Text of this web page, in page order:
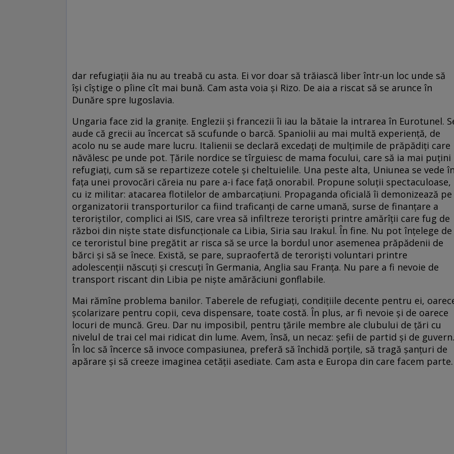
dar refugiaţii ăia nu au treabă cu asta. Ei vor doar să trăiască liber într-un loc unde să
îşi cîştige o pîine cît mai bună. Cam asta voia şi Rizo. De aia a riscat să se arunce în
Dunăre spre Iugoslavia.
Ungaria face zid la graniţe. Englezii şi francezii îi iau la bătaie la intrarea în Eurotunel.
aude că grecii au încercat să scufunde o barcă. Spaniolii au mai multă experienţă, de
acolo nu se aude mare lucru. Italienii se declară excedaţi de mulţimile de prăpădiţi care
năvălesc pe unde pot. Ţările nordice se tîrguiesc de mama focului, care să ia mai puţini
refugiaţi, cum să se repartizeze cotele şi cheltuielile. Una peste alta, Uniunea se vede
faţa unei provocări căreia nu pare a-i face faţă onorabil. Propune soluţii spectaculoase,
cu iz militar: atacarea flotilelor de ambarcaţiuni. Propaganda oficială îi demonizează pe
organizatorii transporturilor ca fiind traficanţi de carne umană, surse de finanţare a
teroriştilor, complici ai ISIS, care vrea să infiltreze terorişti printre amărîţii care fug de
război din nişte state disfuncţionale ca Libia, Siria sau Irakul. În fine. Nu pot înţelege de
ce teroristul bine pregătit ar risca să se urce la bordul unor asemenea prăpădenii de
bărci şi să se înece. Există, se pare, supraofertă de terorişti voluntari printre
adolescenţii născuţi şi crescuţi în Germania, Anglia sau Franţa. Nu pare a fi nevoie de
transport riscant din Libia pe nişte amărăciuni gonflabile.
Mai rămîne problema banilor. Taberele de refugiaţi, condiţiile decente pentru ei,
şcolarizare pentru copii, ceva dispensare, toate costă. În plus, ar fi nevoie şi de oarece
locuri de muncă. Greu. Dar nu imposibil, pentru ţările membre ale clubului de ţări cu
nivelul de trai cel mai ridicat din lume. Avem, însă, un necaz: şefii de partid şi de guvern.
În loc să încerce să invoce compasiunea, preferă să închidă porţile, să tragă şanţuri de
apărare şi să creeze imaginea cetăţii asediate. Cam asta e Europa din care facem